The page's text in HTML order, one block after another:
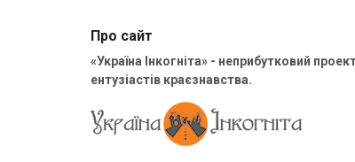
Про сайт
«Україна Інкогніта» - неприбутковий
ентузіастів краєзнавства.